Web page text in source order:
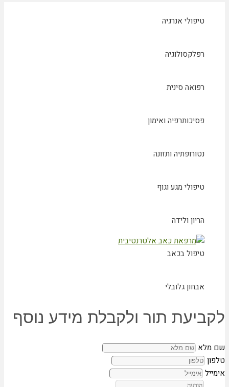
טיפולי אנרגיה
רפלקסולוגיה
רפואה סינית
פסיכותרפיה ואימון
נטורופתיה ותזונה
טיפולי מגע וגוף
הריון ולידה
טיפול בכאב
אבחון גלובלי
לקביעת תור ולקבלת מידע נוסף
שם מלא
טלפון
אימייל